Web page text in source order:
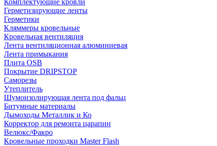
Комплектующие кровли
Герметизирующие ленты
Герметики
Кляммеры кровельные
Кровельная вентиляция
Лента вентиляционная алюминиевая
Лента примыкания
Плита OSB
Покрытие DRIPSTOP
Саморезы
Утеплитель
Шумоизолирующая лента под фальц
Битумные материалы
Дымоходы Металлик и Ко
Корректор для ремонта царапин
Велюкс/Факро
Кровельные проходки Master Flash